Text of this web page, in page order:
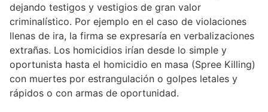
dejando testigos y vestigios de gran valor
criminalístico. Por ejemplo en el caso de violaciones
llenas de ira, la firma se expresaría en verbalizaciones
extrañas. Los homicidios irían desde lo simple y
oportunista hasta el homicidio en masa (Spree Killing)
con muertes por estrangulación o golpes letales y
rápidos o con armas de oportunidad.